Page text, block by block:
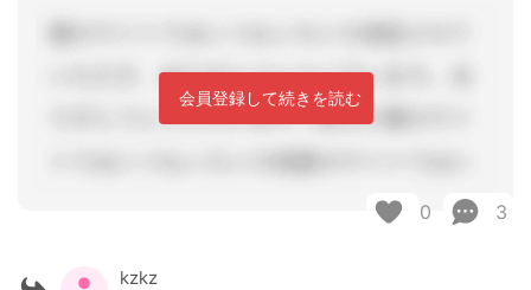
会員登録して続きを読む
0 3
kzkz